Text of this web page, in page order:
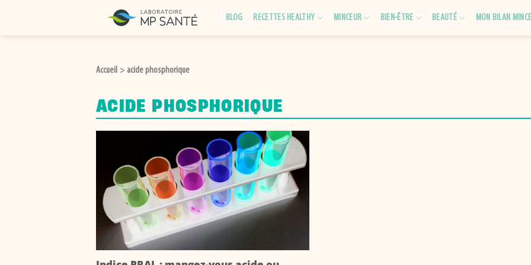
BLOG RECETTES HEALTHY MINCEUR BIEN-ÊTRE BEAUTÉ MON BILAN
Accueil > acide phosphorique
ACIDE PHOSPHORIQUE